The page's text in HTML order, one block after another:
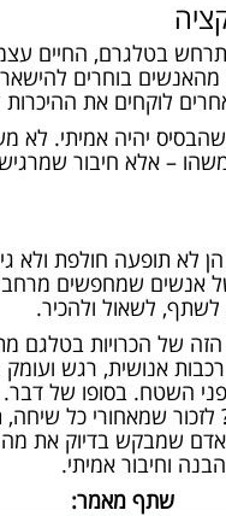
בטלגרם, החיים
בוחרים
לוקחים את ההיכרות
יהיה אמיתי. לא
משהו – אלא חיבור
לא תופעה חולפת ולא
אנשים שמחפשים
לשאול ולהכיר.
של הכרויות בטלגם
אנושית, רגש
השטח. בסופו של דבר.
לזכור שמאחורי כל שיחה,
שמבקש בדיוק את מה
וחיבור אמיתי.
שתף מאמר: